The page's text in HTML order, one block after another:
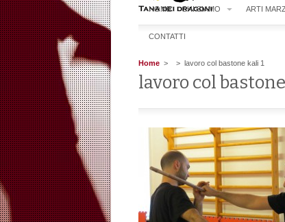
HOME CHI SIAMO ARTI
CONTATTI
Home > > lavoro col bastone kali 1
lavoro col